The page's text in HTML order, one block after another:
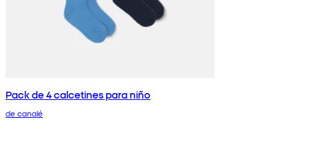
Pack de 4 calcetines para niño
de canalé